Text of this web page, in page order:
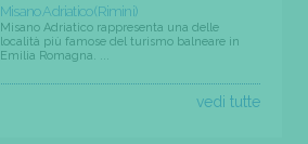
Misano Adriatico (Rimini)
Misano Adriatico rappresenta una delle
località più famose del turismo balneare in
Emilia Romagna. ...
vedi tutte